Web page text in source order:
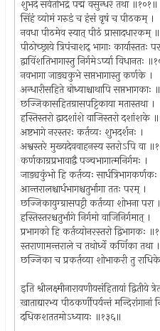
शुभदं सर्वतोभद्रं पद्मं वसुन्धरं तथा ॥१०१॥
सिंहं व्योमं गरुडं च हंसं वृषं च पीठकम् ।
नवधा पीठमेव स्यात् पीठं प्रासादधारकम्
पीठोच्छ्राये त्रिपंचाशद् भागाः कार्यास्ततः
द्वाविंशतिभागास्तु निर्गमेऽर्प्या विधानतः
नवभागा जाड्यकुभे सप्तभागास्तु कर्णके ।
अन्धारीसहिते बोध्याश्चाथापि
छज्जिकासहितग्रासपट्टिकाया मतास्तथा ।
हस्तिस्तरो द्वादशांशे वाजिस्तरो दशांशके
अष्टभागे नरस्तरः कर्तव्यः शुभदर्शनः ।
अश्वस्तरे मुख्यदेववाहनस्य स्तरोऽपि वा
कर्णकाग्रप्रभावाद्वै पञ्चभागात्मनिर्गमः ।
जाड्यकुंभो हि कर्तव्यः
आन्तरालश्चार्धभागश्चतुर्भागा ततः परम् ।
छज्जिकायुग्ग्रासपट्टी कर्तव्या शोभना
हस्तिस्तरश्चतुर्भागे निर्गमो वाजिनिर्गमात् ।
प्रभागको हि कर्तव्योनरस्तरो द्विभागकः
स्तराणामन्तराले च तथोर्ध्वे कर्णिका तथा ।
छज्जिका च प्रकर्तव्या शोभाकरी तु
इति श्रीलक्ष्मीनारायणीयसंहितायां द्वितीये
खाताद्यारभ्य पीठकर्णीपर्यन्तं मन्दिरांगानां
दधिकशततमोऽध्यायः ॥१३६॥